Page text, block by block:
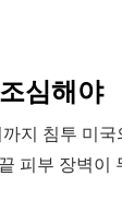
심해야
지 침투 미
피부 장벽이